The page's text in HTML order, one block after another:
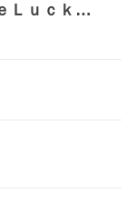
Ｌｕｃｋ文